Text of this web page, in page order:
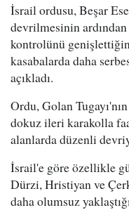
İsrail ordusu, Beşar
devrilmesinin
kontrolünü
kasabalarda daha
açıkladı.
Ordu, Golan
dokuz ileri karakolla
alanlarda düzenli
İsrail'e göre özellikle
Dürzi, Hristiyan ve
daha olumsuz